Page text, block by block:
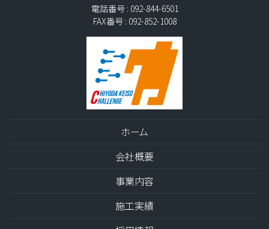
電話番号 : 092-844-6501
FAX番号 : 092-852-1008
ホーム
会社概要
事業内容
施工実績